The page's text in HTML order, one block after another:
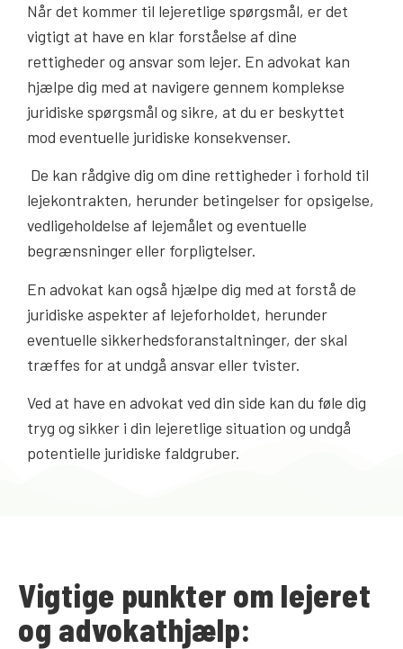
Når det kommer til lejeretlige spørgsmål, er det
vigtigt at have en klar forståelse af dine
rettigheder og ansvar som lejer. En advokat kan
hjælpe dig med at navigere gennem komplekse
juridiske spørgsmål og sikre, at du er beskyttet
mod eventuelle juridiske konsekvenser.
De kan rådgive dig om dine rettigheder i forhold til
lejekontrakten, herunder betingelser for opsigelse,
vedligeholdelse af lejemålet og eventuelle
begrænsninger eller forpligtelser.
En advokat kan også hjælpe dig med at forstå de
juridiske aspekter af lejeforholdet, herunder
eventuelle sikkerhedsforanstaltninger, der skal
træffes for at undgå ansvar eller tvister.
Ved at have en advokat ved din side kan du føle dig
tryg og sikker i din lejeretlige situation og undgå
potentielle juridiske faldgruber.
Vigtige punkter om lejeret
og advokathjælp: